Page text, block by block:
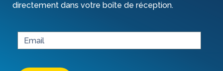
directement dans votre boîte de réception.